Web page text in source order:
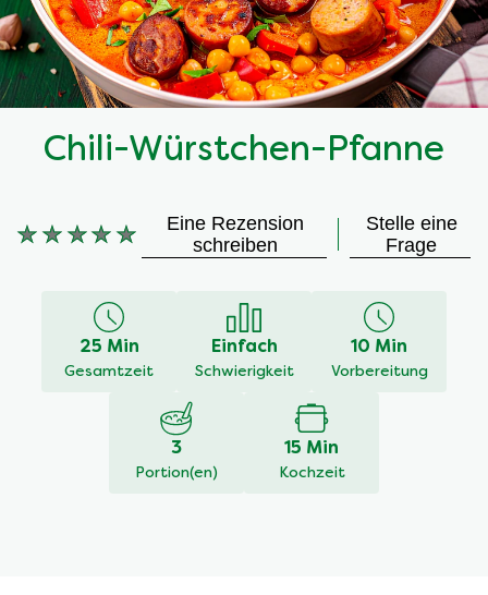
Chili-Würstchen-Pfanne
Keine
abgegeben
Eine Rezension
schreiben
Stelle eine
Frage
25 Min
Gesamtzeit
Einfach
Schwierigkeit
10 Min
Vorbereitung
3
Portion(en)
15 Min
Kochzeit